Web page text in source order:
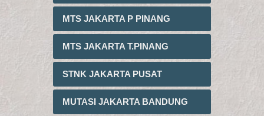
MTS JAKARTA P PINANG
MTS JAKARTA T.PINANG
STNK JAKARTA PUSAT
MUTASI JAKARTA BANDUNG